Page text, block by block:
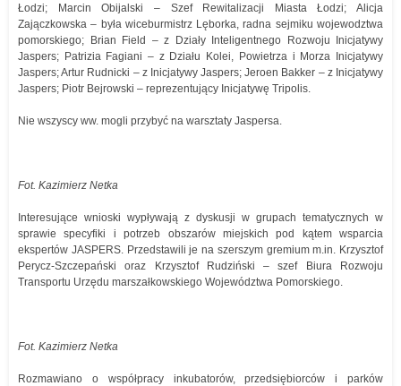
Łodzi; Marcin Obijalski – Szef Rewitalizacji Miasta Łodzi; Alicja
Zajączkowska – była wiceburmistrz Lęborka, radna sejmiku wojewodztwa
pomorskiego; Brian Field – z Działy Inteligentnego Rozwoju Inicjatywy
Jaspers; Patrizia Fagiani – z Działu Kolei, Powietrza i Morza Inicjatywy
Jaspers; Artur Rudnicki – z Inicjatywy Jaspers; Jeroen Bakker – z Inicjatywy
Jaspers; Piotr Bejrowski – reprezentujący Inicjatywę Tripolis.
Nie wszyscy ww. mogli przybyć na warsztaty Jaspersa.
Fot. Kazimierz Netka
Interesujące wnioski wypływają z dyskusji w grupach tematycznych w
sprawie specyfiki i potrzeb obszarów miejskich pod kątem wsparcia
ekspertów JASPERS. Przedstawili je na szerszym gremium m.in. Krzysztof
Perycz-Szczepański oraz Krzysztof Rudziński – szef Biura Rozwoju
Transportu Urzędu marszałkowskiego Województwa Pomorskiego.
Fot. Kazimierz Netka
Rozmawiano o współpracy inkubatorów, przedsiębiorców i parków